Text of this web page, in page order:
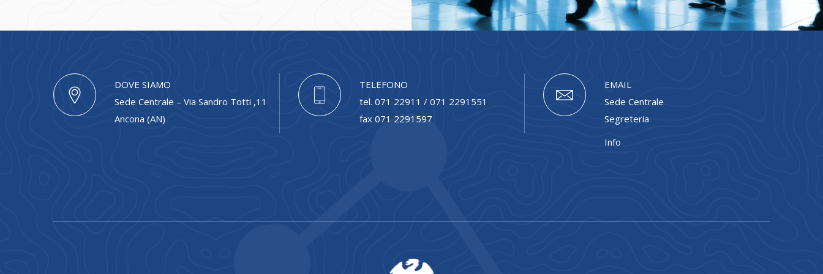
DOVE SIAMO
Sede Centrale – Via Sandro Totti ,11
Ancona (AN)
TELEFONO
tel. 071 22911 / 071 2291551
fax 071 2291597
EMAIL
Sede Centrale
Segreteria
Info